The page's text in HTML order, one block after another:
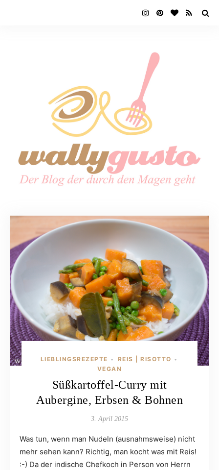
LIEBLINGSREZEPTE • REIS | RISOTTO •
VEGAN
Süßkartoffel-Curry mit
Aubergine, Erbsen & Bohnen
3. April 2015
Was tun, wenn man Nudeln (ausnahmsweise) nicht
mehr sehen kann? Richtig, man kocht was mit Reis!
:-) Da der indische Chefkoch in Person von Herrn